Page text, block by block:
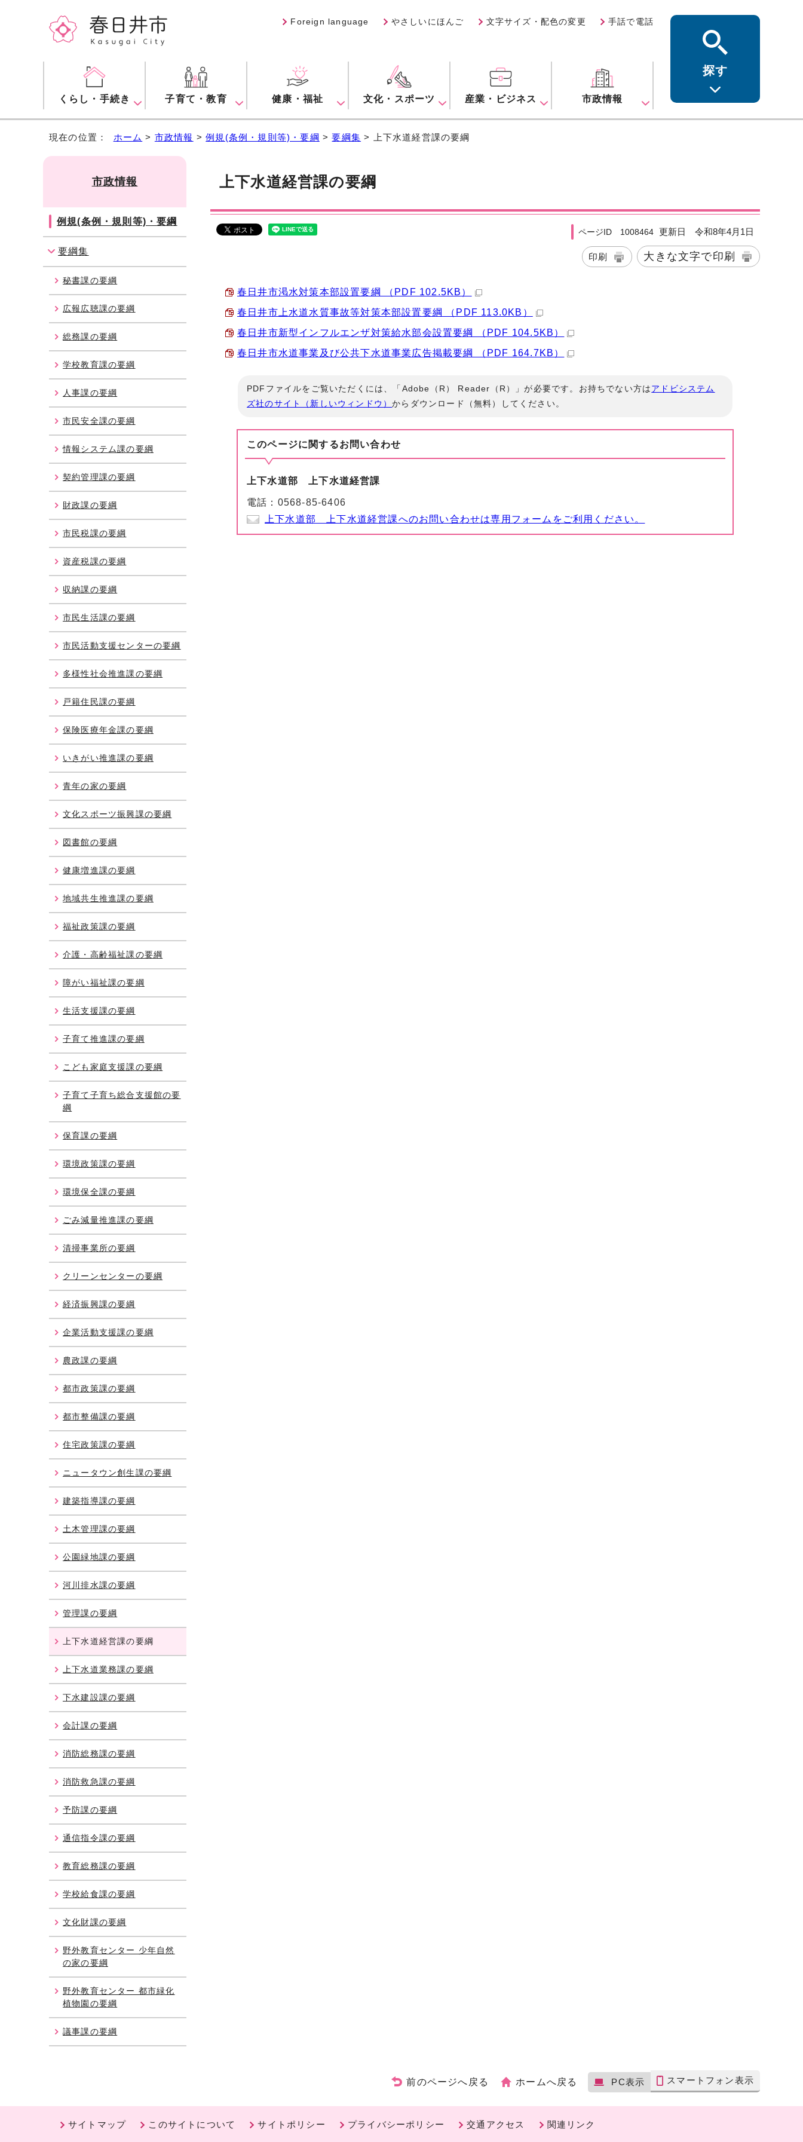
Foreign language やさしいにほんご 文字サイズ・配色の変更 手話で電話
くらし・手続き 子育て・教育 健康・福祉 文化・スポーツ 産業・ビジネス 市政情報
探す
現在の位置： ホーム > 市政情報 >例規(条例・規則等)・要綱 >要綱集 > 上下水道経営課の要綱
上下水道経営課の要綱
ページID 1008464 更新日 令和8年4月1日
印刷 大きな文字で印刷
春日井市渇水対策本部設置要綱 （PDF 102.5KB）
春日井市上水道水質事故等対策本部設置要綱 （PDF 113.0KB）
春日井市新型インフルエンザ対策給水部会設置要綱 （PDF 104.5KB）
春日井市水道事業及び公共下水道事業広告掲載要綱 （PDF 164.7KB）
PDFファイルをご覧いただくには、「Adobe（R） Reader（R）」が必要です。お持ちでない方はアドビシステム
ズ社のサイト（新しいウィンドウ）からダウンロード（無料）してください。
このページに関するお問い合わせ
上下水道部 上下水道経営課
電話： 0568-85-6406
上下水道部 上下水道経営課へのお問い合わせは専用フォームをご利用ください。
市政情報
例規(条例・規則等)・要綱
要綱集
秘書課の要綱
広報広聴課の要綱
総務課の要綱
学校教育課の要綱
人事課の要綱
市民安全課の要綱
情報システム課の要綱
契約管理課の要綱
財政課の要綱
市民税課の要綱
資産税課の要綱
収納課の要綱
市民生活課の要綱
市民活動支援センターの要綱
多様性社会推進課の要綱
戸籍住民課の要綱
保険医療年金課の要綱
いきがい推進課の要綱
青年の家の要綱
文化スポーツ振興課の要綱
図書館の要綱
健康増進課の要綱
地域共生推進課の要綱
福祉政策課の要綱
介護・高齢福祉課の要綱
障がい福祉課の要綱
生活支援課の要綱
子育て推進課の要綱
こども家庭支援課の要綱
子育て子育ち総合支援館の要
綱
保育課の要綱
環境政策課の要綱
環境保全課の要綱
ごみ減量推進課の要綱
清掃事業所の要綱
クリーンセンターの要綱
経済振興課の要綱
企業活動支援課の要綱
農政課の要綱
都市政策課の要綱
都市整備課の要綱
住宅政策課の要綱
ニュータウン創生課の要綱
建築指導課の要綱
土木管理課の要綱
公園緑地課の要綱
河川排水課の要綱
管理課の要綱
上下水道経営課の要綱
上下水道業務課の要綱
下水建設課の要綱
会計課の要綱
消防総務課の要綱
消防救急課の要綱
予防課の要綱
通信指令課の要綱
教育総務課の要綱
学校給食課の要綱
文化財課の要綱
野外教育センター 少年自然
の家の要綱
野外教育センター 都市緑化
植物園の要綱
議事課の要綱
前のページへ戻る ホームへ戻る PC表示 スマートフォン表示
サイトマップ このサイトについて サイトポリシー プライバシーポリシー 交通アクセス 関連リンク